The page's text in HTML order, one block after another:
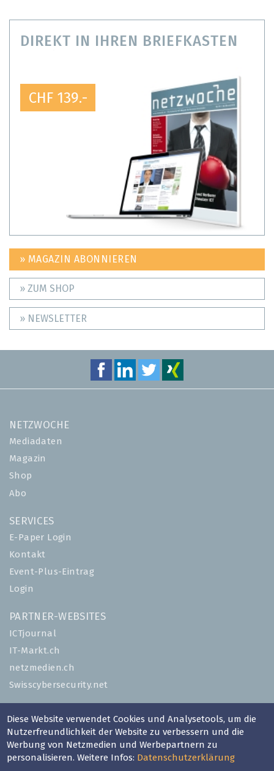
DIREKT IN IHREN BRIEFKASTEN
CHF 139.-
» MAGAZIN ABONNIEREN
» ZUM SHOP
» NEWSLETTER
NETZWOCHE
Mediadaten
Magazin
Shop
Abo
SERVICES
E-Paper Login
Kontakt
Event-Plus-Eintrag
Login
PARTNER-WEBSITES
ICTjournal
IT-Markt.ch
netzmedien.ch
Swisscybersecurity.net
© NETZMEDIEN AG 2026
Impressum
AGB
Nutzungsbestimmungen
Diese Website verwendet Cookies und Analysetools, um die
Nutzerfreundlichkeit der Website zu verbessern und die
Werbung von Netzmedien und Werbepartnern zu
personalisieren. Weitere Infos: Datenschutzerklärung